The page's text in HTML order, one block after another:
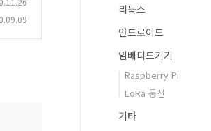
리눅스
안드로이드
임베디드기기
Raspberry Pi
LoRa 통신
기타